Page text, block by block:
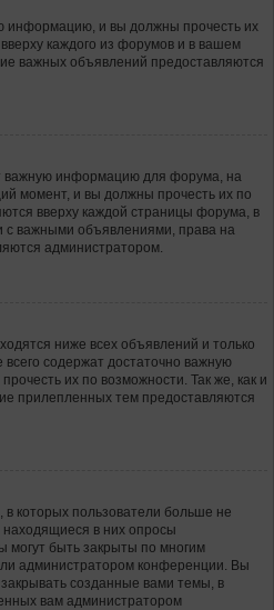
информацию, и вы должны прочесть их
каждого из форумов и в вашем
важных объявлений предоставляются
важную информацию для форума, на
момент, и вы должны прочесть их по
вверху каждой страницы форума, в
с важными объявлениями, права на
администратором.
ниже всех объявлений и только
содержат достаточно важную
их по возможности. Так же, как и
прилепленных тем предоставляются
которых пользователи больше не
находящиеся в них опросы
могут быть закрыты по многим
администратором конференции. Вы
созданные вами темы, в
вам администратором